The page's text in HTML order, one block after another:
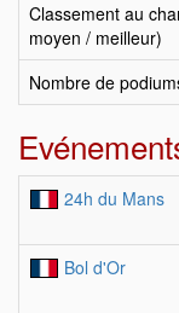
Classement au
moyen / meilleur)
Nombre de
24h du Mans
Bol d'Or